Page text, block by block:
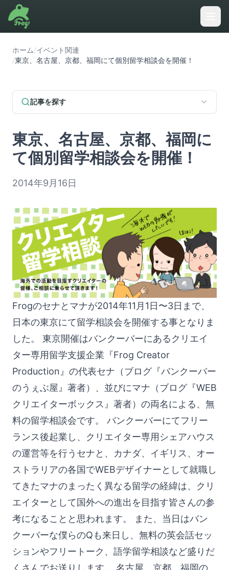
ホーム/イベント関連
/東京、名古屋、京都、福岡にて個別留学相談会を開催！
記事を探す
東京、名古屋、京都、福岡に
て個別留学相談会を開催！
2014年9月16日
Frogのセナと マナが2014年11月1日〜3日まで、
日本の東京にて留学相談会を開催する事となりま
した。 東京開催はバンクーバーにあるクリエイ
ター専用留学支援企業『Frog Creator
Production』の代表セナ（ブログ『バンクーバー
のうぇぶ屋 』著者）、並びにマナ（ブログ『WEB
クリエイターボックス 』著者）の両名による、無
料の留学相談会です。 バンクーバーにてフリー
ランス後起業し、クリエイター専用シェアハウス
の運営等を行うセナと、カナダ、イギリス、オー
ストラリアの各国でWEBデザイナーとして就職し
てきたマナのまったく異なる留学の経緯は、クリ
エイターとして国外への進出を目指す皆さんの参
考になることと思われます。 また、当日はバン
クーバーな僕らのQも来日し、無料の英会話セッ
ションやフリートーク、語学留学相談など盛りだ
くさんでお送りします。 名古屋、京都、福岡の